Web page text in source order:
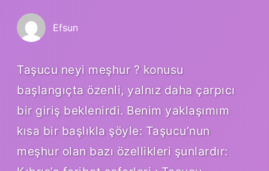
Efsun
Taşucu neyi meşhur ? konusu
başlangıçta özenli, yalnız daha çarpıcı
bir giriş beklenirdi. Benim yaklaşımım
kısa bir başlıkla şöyle: Taşucu’nun
meşhur olan bazı özellikleri şunlardır: